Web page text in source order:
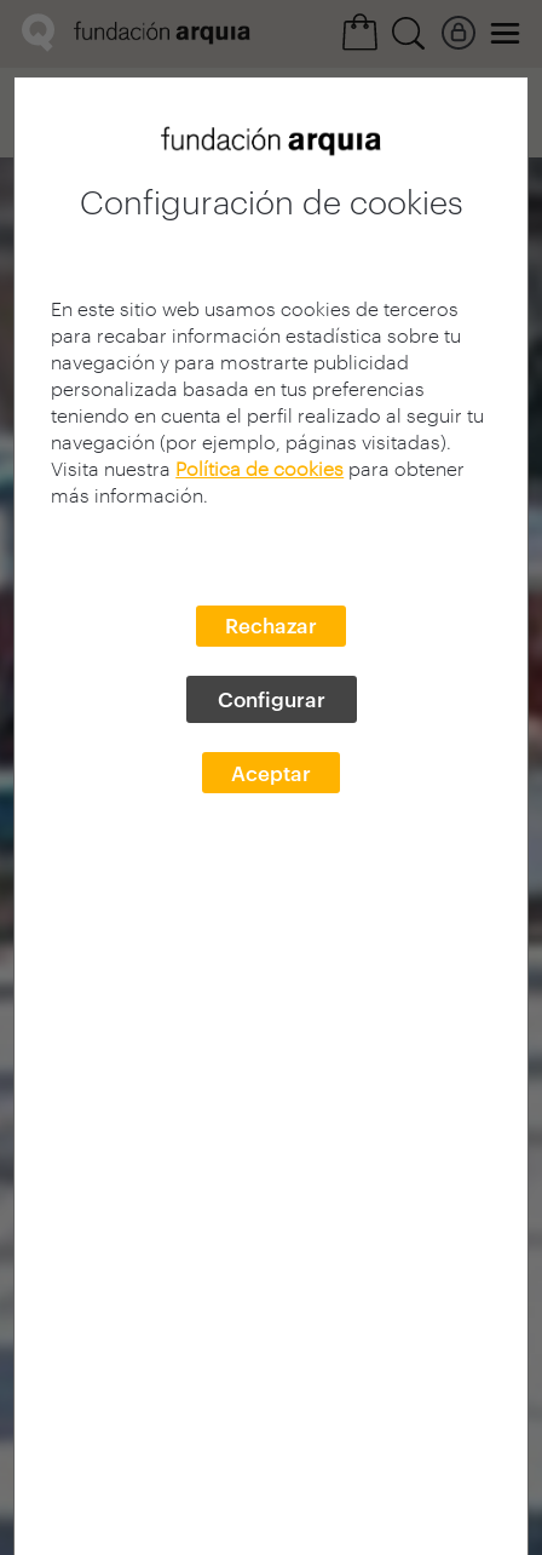
Configuración de cookies
En este sitio web usamos cookies de terceros
para recabar información estadística sobre tu
navegación y para mostrarte publicidad
personalizada basada en tus preferencias
teniendo en cuenta el perfil realizado al seguir tu
navegación (por ejemplo, páginas visitadas).
Visita nuestra Política de cookies para obtener
más información.
Rechazar
Configurar
Aceptar
Ficha realización